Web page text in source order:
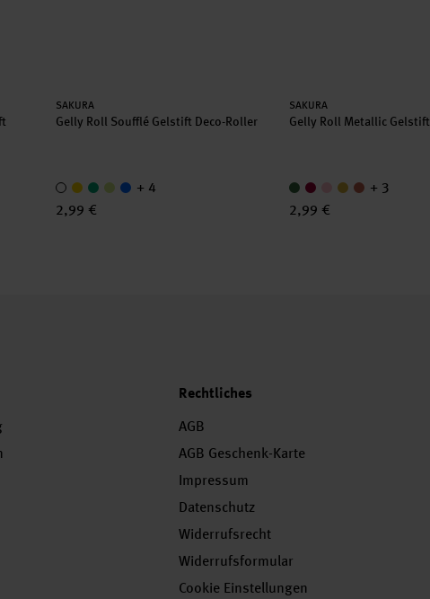
Hersteller:
SAKURA
Gelly Roll Soufflé Gelstift Deco-Roller
+ 4
2,99 €
Hersteller:
SAKURA
Gelly Roll Metallic Gelstift
+ 3
2,99 €
Rechtliches
AGB
AGB Geschenk-Karte
Impressum
Datenschutz
Widerrufsrecht
Widerrufsformular
Cookie Einstellungen